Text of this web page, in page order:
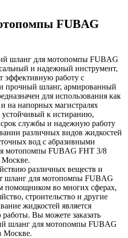
FUBAG
шланг для мотопомпы FUBAG
и надежный инструмент,
эффективную работу с
прочный шланг, армированный
для использования как
на напорных магистралях
к истиранию,
срок службы и надежную работу
различных видов жидкостей
вод с абразивными
мотопомпы FUBAG FHT 3/8
Москве.
различных веществ и
шланг для мотопомпы FUBAG
помощником во многих сферах,
строительство и другие
жидкостей является
Вы можете заказать
шланг для мотопомпы FUBAG
Москве.